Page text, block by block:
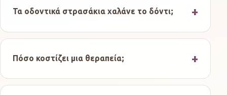
Τα οδοντικά στρασάκια χαλάνε το δόντι;
Πόσο κοστίζει μια θεραπεία;